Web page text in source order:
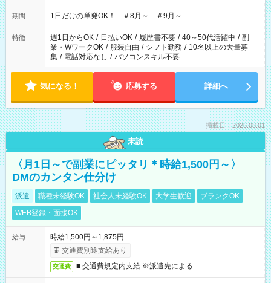
ださい！
期間 1日だけの単発OK！ ＃8月～ ＃9月～
特徴 週1日からOK / 日払いOK / 履歴書不要 / 40～50代活躍中 / 副
業・WワークOK / 服装自由 / シフト勤務 / 10名以上の大量募
集 / 電話対応なし / パソコンスキル不要
気になる！ 応募する 詳細へ
掲載日：2026.08.01
未読
〈月1日～で副業にピッタリ＊時給1,500円～〉
DMのカンタン仕分け
派遣 職種未経験OK 社会人未経験OK 大学生歓迎
ブランクOK
WEB登録・面接OK
給与
時給1,500円～1,875円
交通費別途支給あり
交通費 ■ 交通費規定内支給 ※派遣先による